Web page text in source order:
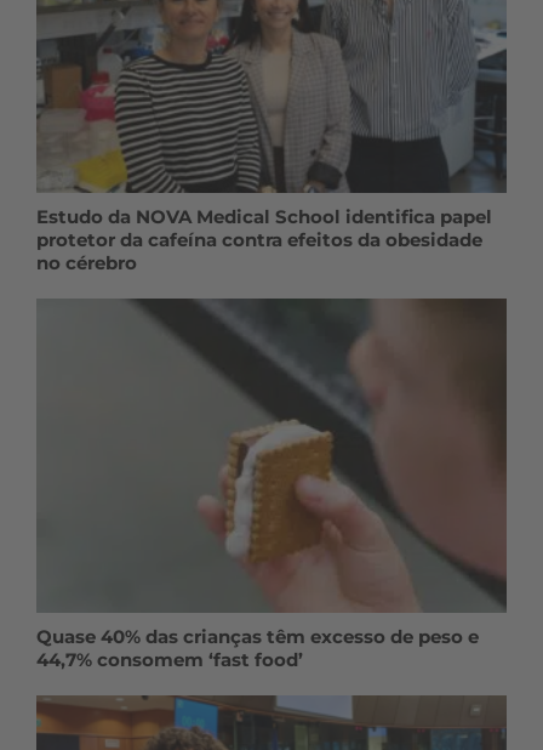
Estudo da NOVA Medical School identifica papel
protetor da cafeína contra efeitos da obesidade
no cérebro
Quase 40% das crianças têm excesso de peso e
44,7% consomem ‘fast food’